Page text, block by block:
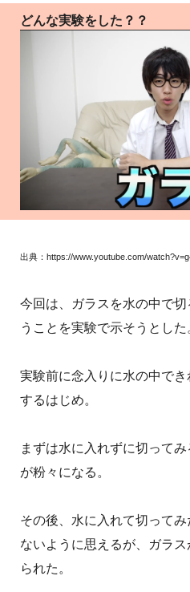
どんな実験をした？？
出典：https://www.youtube.com/
今回は、ガラスを水の中で
うことを実験で示そうとした
実験前に念入りに水の中で
するはじめ。
まずは水に入れずに切って
が粉々になる。
その後、水に入れて切って
ないように思えるが、ガラ
られた。